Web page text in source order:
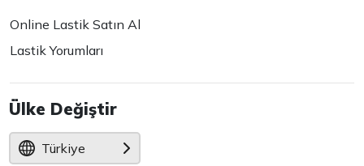
Online Lastik Satın Al
Lastik Yorumları
Ülke Değiştir
Türkiye